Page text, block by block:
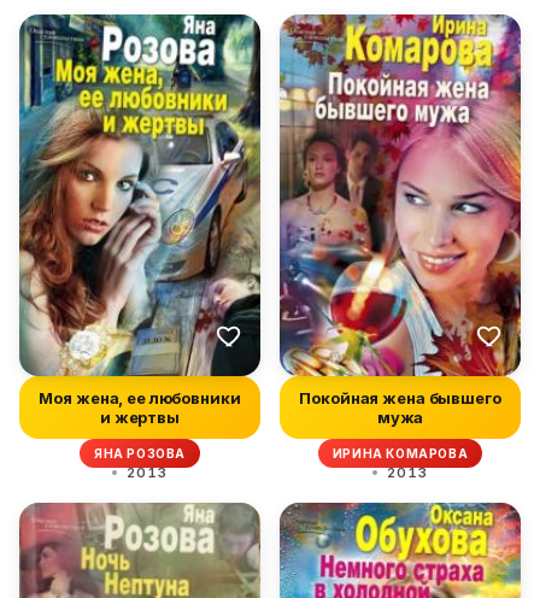
Моя жена, ее любовники
и жертвы
ЯНА РОЗОВА
2013
Покойная жена бывшего
мужа
ИРИНА КОМАРОВА
2013